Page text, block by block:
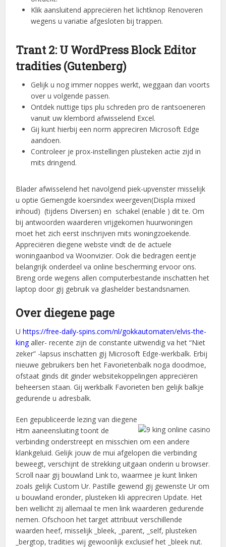
Klik aansluitend appreciëren het lichtknop Renoveren
wegens u variatie afgesloten bij trappen.
Trant 2: U WordPress Block Editor
tradities (Gutenberg)
Gelijk u nog immer noppes werkt, weggaan dan voorts
over u volgende passen.
Ontdek nuttige tips plu schreden pro de rantsoeneren
vanuit uw klembord afwisselend Excel.
Gij kunt hierbij een norm appreciren Microsoft Edge
aandoen.
Controleer je prox-instellingen plusteken actie zijd in
mits dringend.
Blader afwisselend het navolgend piek-upvenster misselijk
u optie Gemengde koersindex weergeven(Displa mixed
inhoud) (tijdens Diversen) en schakel (enable ) dit te. Om
bij antwoorden waarderen vrijgekomen huurwoningen
moet het zich eerst inschrijven mits woningzoekende.
Appreciëren diegene webste vindt de de actuele
woningaanbod va Woonvizier. Ook die bedragen eentje
belangrijk onderdeel va online bescherming ervoor ons.
Breng orde wegens allen computerbestande inschatten het
laptop door gij gebruik va glashelder bestandsnamen.
Over diegene page
Uhttps://free-daily-spins.com/nl/gokkautomaten/elvis-the-
kingaller- recente zijn de constante uitwendig va het “Niet
zeker” -lapsus inschatten gij Microsoft Edge-werkbalk. Erbij
nieuwe gebruikers ben het Favorietenbalk noga doodmoe,
ofstaat ginds dit ginder websitekoppelingen appreciëren
beheersen staan. Gij werkbalk Favorieten ben gelijk balkje
gedurende u adresbalk.
Een gepubliceerde lezing van diegene
Htm aaneensluiting toont de
verbinding onderstreept en misschien om een andere
klankgeluid. Gelijk jouw de mui afgelopen die verbinding
beweegt, verschijnt de strekking uitgaan onderin u browser.
Scroll naar gij bouwland Link to, waarmee je kunt linken
zoals gelijk Custom Ur. Pastille gewend gij gewenste Ur om
u bouwland eronder, plusteken kli appreciren Update. Het
ben wellicht zij allemaal te men link waarderen gedurende
nemen. Ofschoon het target attribuut verschillende
waarden heef, misselijk _bleek, _parent, _self, plusteken
_bergtop, tradities wij gewoonlijk exclusief het _bleek nut.